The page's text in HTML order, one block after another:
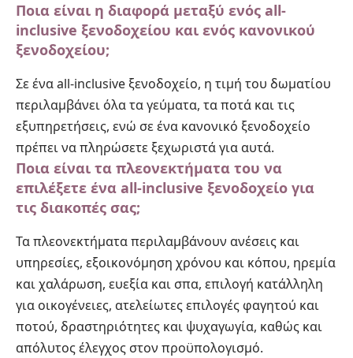
Ποια είναι η διαφορά μεταξύ ενός all-
inclusive ξενοδοχείου και ενός κανονικού
ξενοδοχείου;
Σε ένα all-inclusive ξενοδοχείο, η τιμή του δωματίου
περιλαμβάνει όλα τα γεύματα, τα ποτά και τις
εξυπηρετήσεις, ενώ σε ένα κανονικό ξενοδοχείο
πρέπει να πληρώσετε ξεχωριστά για αυτά.
Ποια είναι τα πλεονεκτήματα του να
επιλέξετε ένα all-inclusive ξενοδοχείο για
τις διακοπές σας;
Τα πλεονεκτήματα περιλαμβάνουν ανέσεις και
υπηρεσίες, εξοικονόμηση χρόνου και κόπου, ηρεμία
και χαλάρωση, ευεξία και σπα, επιλογή κατάλληλη
για οικογένειες, ατελείωτες επιλογές φαγητού και
ποτού, δραστηριότητες και ψυχαγωγία, καθώς και
απόλυτος έλεγχος στον προϋπολογισμό.